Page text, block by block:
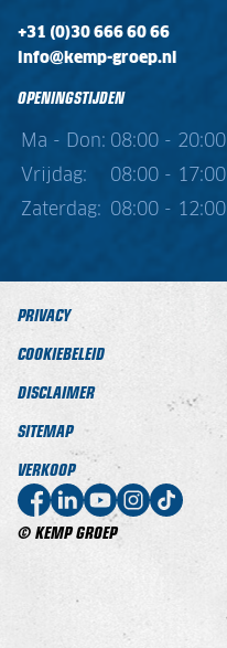
+31 (0)30 666 60 66
info@kemp-groep.nl
OPENINGSTIJDEN
Ma - Don: 08:00 - 20:00
Vrijdag:
08:00 - 17:00
Zaterdag:
08:00 - 12:00
© KEMP GROEP
PRIVACY
COOKIEBELEID
DISCLAIMER
SITEMAP
VERKOOP